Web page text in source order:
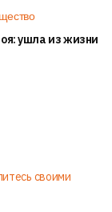
ушла из жизни
своими